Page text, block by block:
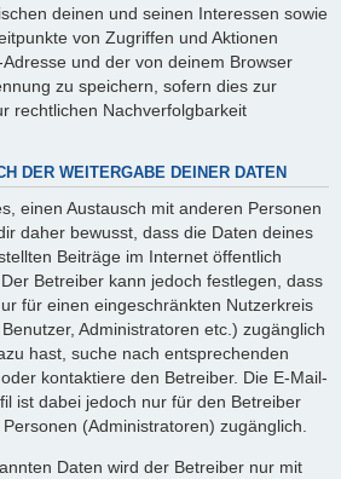
deinen und seinen Interessen sowie
von Zugriffen und Aktionen
und der von deinem Browser
zu speichern, sofern dies zur
rechtlichen Nachverfolgbarkeit
DER WEITERGABE DEINER DATEN
einen Austausch mit anderen Personen
daher bewusst, dass die Daten deines
Beiträge im Internet öffentlich
Betreiber kann jedoch festlegen, dass
für einen eingeschränkten Nutzerkreis
Administratoren etc.) zugänglich
hast, suche nach entsprechenden
kontaktiere den Betreiber. Die E-Mail-
ist dabei jedoch nur für den Betreiber
(Administratoren) zugänglich.
Daten wird der Betreiber nur mit